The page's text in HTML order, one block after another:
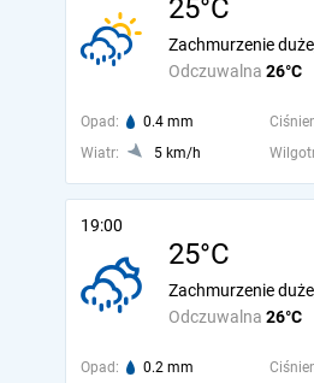
25°C
Odczuwalna 26°C
Zachmurzenie
Opad: 0.4 mm
Wiatr:
5 km/h
19:00
25°C
Odczuwalna 26°C
Zachmurzenie
Opad: 0.2 mm